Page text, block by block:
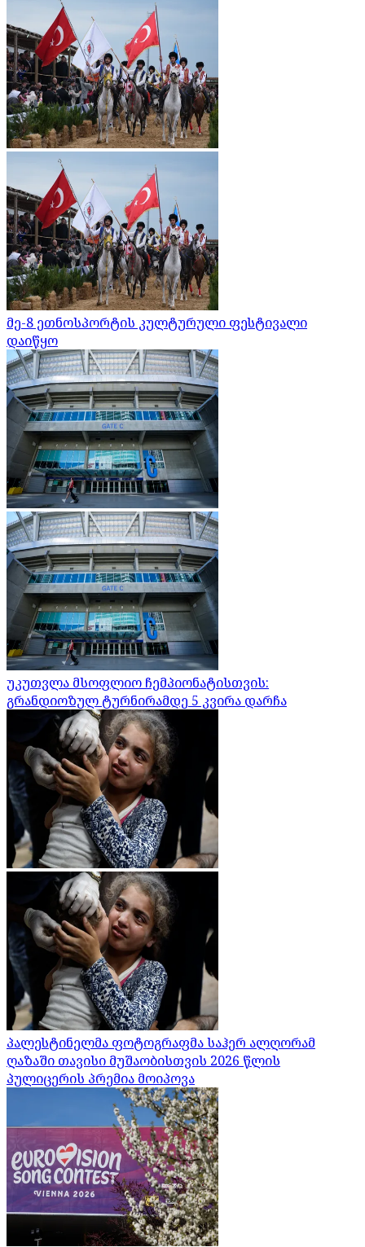
მე-8 ეთნოსპორტის კულტურული ფესტივალი
დაიწყო
უკუთვლა მსოფლიო ჩემპიონატისთვის:
გრანდიოზულ ტურნირამდე 5 კვირა დარჩა
პალესტინელმა ფოტოგრაფმა საჰერ ალღორამ
ღაზაში თავისი მუშაობისთვის 2026 წლის
პულიცერის პრემია მოიპოვა